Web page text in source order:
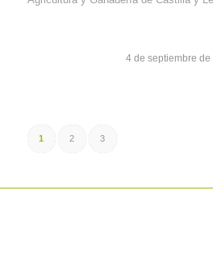
4 de septiembre de
1 2 3